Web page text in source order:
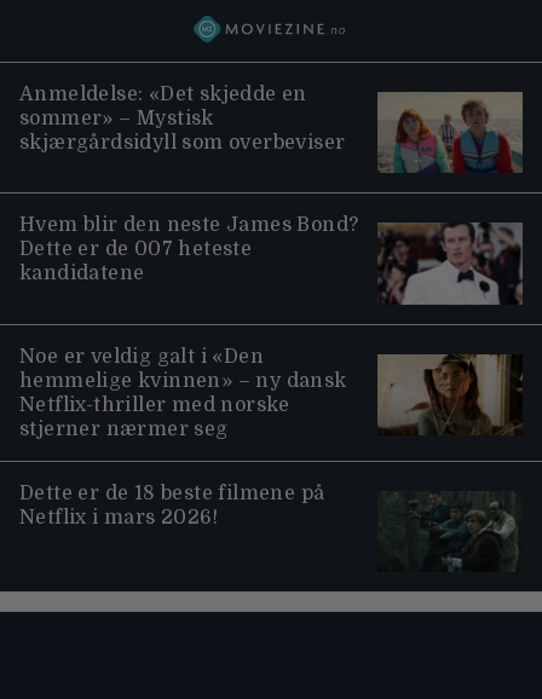
Anmeldelse: «Det skjedde en
sommer» – Mystisk
skjærgårdsidyll som overbeviser
Hvem blir den neste James Bond?
Dette er de 007 heteste
kandidatene
Noe er veldig galt i «Den
hemmelige kvinnen» – ny dansk
Netflix-thriller med norske
stjerner nærmer seg
Dette er de 18 beste filmene på
Netflix i mars 2026!